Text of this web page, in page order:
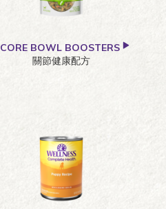
CORE BOWL BOOSTERS
關節健康配方